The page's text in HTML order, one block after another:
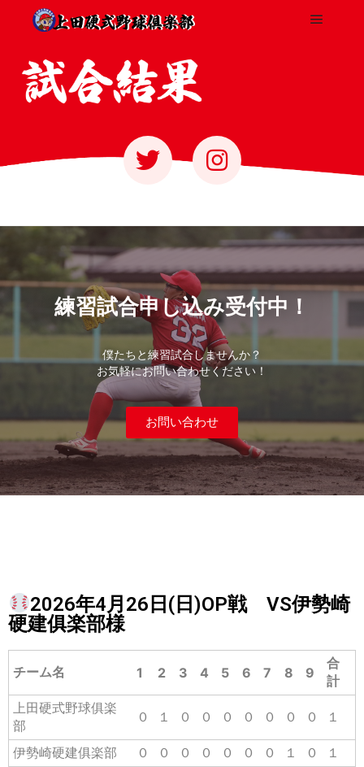
練習試合申し込み受付中！
僕たちと練習試合しませんか？
お気軽にお問い合わせください！
お問い合わせ
2026年4月26日(日)OP戦 VS伊勢崎
硬建俱楽部様
チーム名 1 2 3 4 5 6 7 8 9
合
計
上田硬式野球俱楽
部
０ １ ０ ０ ０ ０ ０ ０ ０ １
伊勢崎硬建俱楽部 ０ ０ ０ ０ ０ ０ ０ １ ０ １